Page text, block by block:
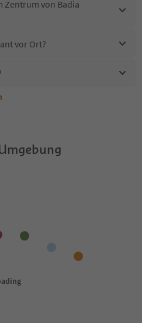
Zentrum von Badia
vor Ort?
App. Ruazzi erlaubt?
Südtirol